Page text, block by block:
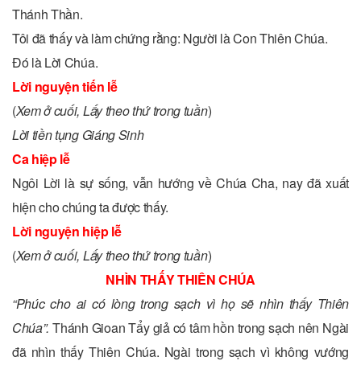
Thánh Thần.
Tôi đã thấy và làm chứng rằng: Người là Con Thiên Chúa.
Ðó là Lời Chúa.
Lời nguyện tiến lễ
(Xem ở cuối, Lấy theo thứ trong tuần)
Lời tiền tụng Giáng Sinh
Ca hiệp lễ
Ngôi Lời là sự sống, vẫn hướng về Chúa Cha, nay đã xuất
hiện cho chúng ta được thấy.
Lời nguyện hiệp lễ
(Xem ở cuối, Lấy theo thứ trong tuần)
NHÌN THẤY THIÊN CHÚA
“Phúc cho ai có lòng trong sạch vì họ sẽ nhìn thấy Thiên
Chúa”.Thánh Gioan Tẩy giả có tâm hồn trong sạch nên Ngài
đã nhìn thấy Thiên Chúa. Ngài trong sạch vì không vướng